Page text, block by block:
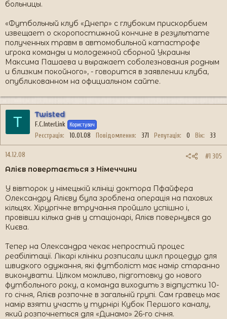
больницы.
«Футбольный клуб «Днепр» с глубоким прискорбием
извещает о скоропостижной кончине в результате
полученных травм в автомобильной катастрофе
игрока команды и молодежной сборной Украины
Максима Пашаева и выражает соболезнования родным
и близким покойного», - говорится в заявлении клуба,
опубликованном на официальном сайте.
T Twisted
F.C.InterLink Користувач
Реєстрація 10.01.08 Повідомлення 371 Репутація 0 Вік 33
14.12.08 #1 305
Алієв повертається з Німеччини
У вівторок у німецькій клініці доктора Пфайфера
Олександру Алієву була зроблена операція на пахових
кільцях. Хірургічне втручання пройшло успішно і,
провівши кілька днів у стаціонарі, Алієв повернувся до
Києва.
Тепер на Олександра чекає непростий процес
реабілітації. Лікарі клініки розписали цикл процедур для
швидкого одужання, які футболіст має намір старанно
виконувати. Цілком можливо, підготовку до нового
футбольного року, а команда виходить з відпустки 10-
го січня, Алієв розпочне в загальній групі. Сам гравець має
намір взяти участь у турнірі Кубок Першого каналу,
який розпочнеться для «Динамо» 26-го січня.